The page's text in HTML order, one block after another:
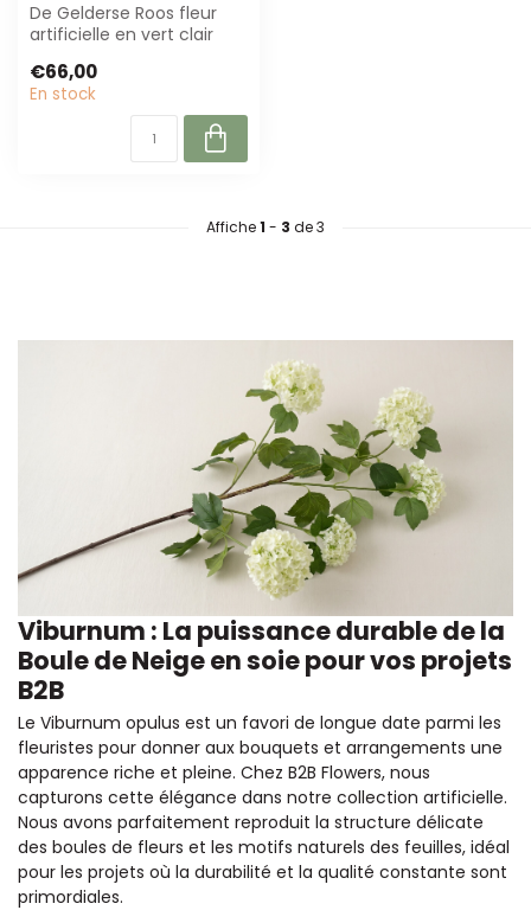
De Gelderse Roos fleur
artificielle en vert clair
71 cm...
€66,00
En stock
Affiche1 - 3 de 3
Viburnum : La puissance durable de la
Boule de Neige en soie pour vos projets
B2B
Le Viburnum opulus est un favori de longue date parmi les
fleuristes pour donner aux bouquets et arrangements une
apparence riche et pleine. Chez B2B Flowers, nous
capturons cette élégance dans notre collection artificielle.
Nous avons parfaitement reproduit la structure délicate
des boules de fleurs et les motifs naturels des feuilles, idéal
pour les projets où la durabilité et la qualité constante sont
primordiales.